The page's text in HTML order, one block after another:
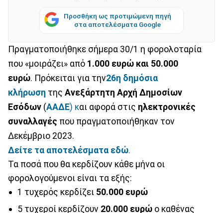
Προσθήκη ως προτιμώμενη πηγή
στα αποτελέσματα Google
Πραγματοποιήθηκε σήμερα 30/1 η φορολοταρία
που «μοιράζει» από 1.000 ευρώ και 50.000
ευρώ. Πρόκειται για την26η δημόσια
κλήρωση της Ανεξάρτητη Αρχή Δημοσίων
Εσόδων (ΑΑΔΕ) και αφορά στις ηλεκτρονικές
συναλλαγές που πραγματοποιήθηκαν τον
Δεκέμβριο 2023.
Δείτε τα αποτελέσματα εδώ.
Τα ποσά που θα κερδίζουν κάθε μήνα οι
φορολογούμενοι είναι τα εξής:
1 τυχερός κερδίζει50.000 ευρώ
5 τυχεροί κερδίζουν 20.000 ευρώο καθένας